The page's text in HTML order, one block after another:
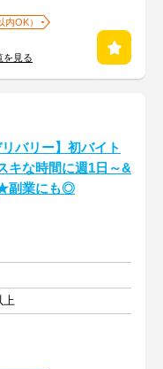
OK）
を見る
リバリー】初バイト
キな時間に週1日～&
副業にも◎
上